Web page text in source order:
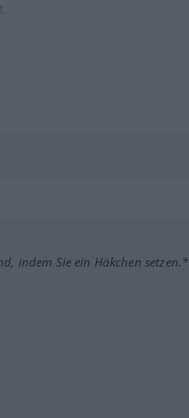
indem Sie ein Häkchen setzen.*